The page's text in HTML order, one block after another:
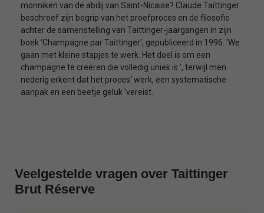
monniken van de abdij van Saint-Nicaise? Claude Taittinger
beschreef zijn begrip van het proefproces en de filosofie
achter de samenstelling van Taittinger-jaargangen in zijn
boek ‘Champagne par Taittinger’, gepubliceerd in 1996. ‘We
gaan met kleine stapjes te werk. Het doel is om een
champagne te creëren die volledig uniek is ’, terwijl men
nederig erkent dat het proces‘ werk, een systematische
aanpak en een beetje geluk ’vereist.
Veelgestelde vragen over Taittinger
Brut Réserve